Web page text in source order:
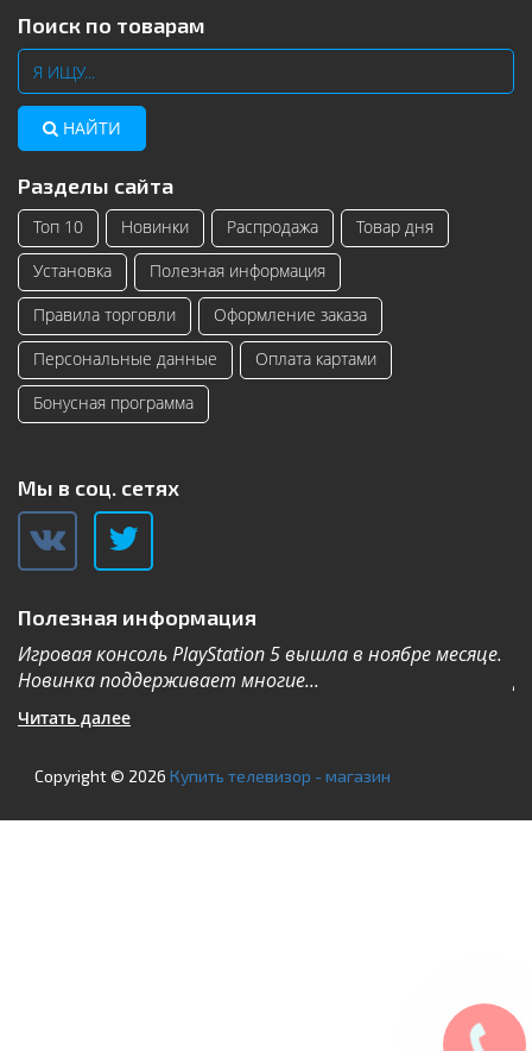
Поиск по товарам
НАЙТИ
Разделы сайта
Топ 10 Новинки Распродажа
Товар дня
Установка
Полезная информация
Правила торговли
Оформление заказа
Персональные данные
Оплата картами
Бонусная программа
Мы в соц. сетях
Полезная информация
Игровая консоль PlayStation 5 вышла в ноябре месяце.
Новинка поддерживает многие...
Читать далее
Copyright © 2026 Купить телевизор - магазин